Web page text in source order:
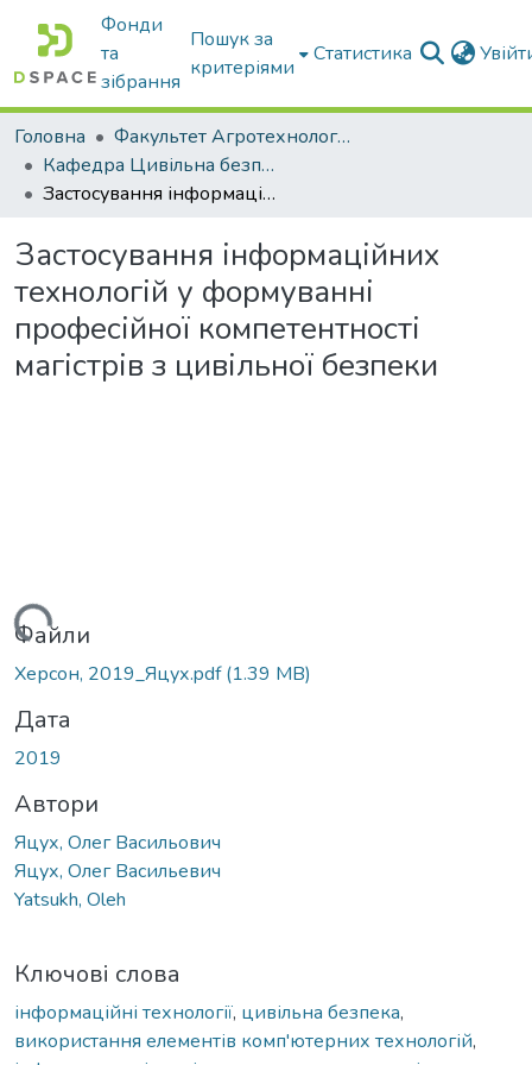
Фонди
та
зібрання
Пошук за
критеріями
Статистика
Головна
Факультет Агротехнологій та екології
Кафедра Цивільна безпека
Застосування інформаційних технологій у формуванні професійної компетентності магістрів з цивільної безпеки
Застосування інформаційних
технологій у формуванні
професійної компетентності
магістрів з цивільної безпеки
Вантажиться...
Файли
Херсон, 2019_Яцух.pdf(1.39 MB)
Дата
2019
Автори
Яцух, Олег Васильович
Яцух, Олег Васильевич
Yatsukh, Oleh
Ключові слова
інформаційні технології, цивільна безпека,
використання елементів комп'ютерних технологій,